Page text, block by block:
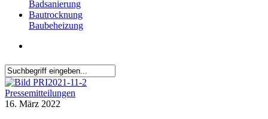
Badsanierung
Bautrocknung
Baubeheizung
Close
Search
Pressemitteilungen
16. März 2022